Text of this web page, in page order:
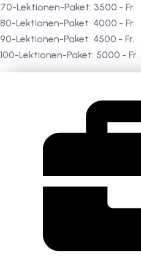
70-Lektionen-Paket: 3500.- Fr.
80-Lektionen-Paket: 4000.- Fr.
90-Lektionen-Paket: 4500.- Fr.
100-Lektionen-Paket: 5000.- Fr.